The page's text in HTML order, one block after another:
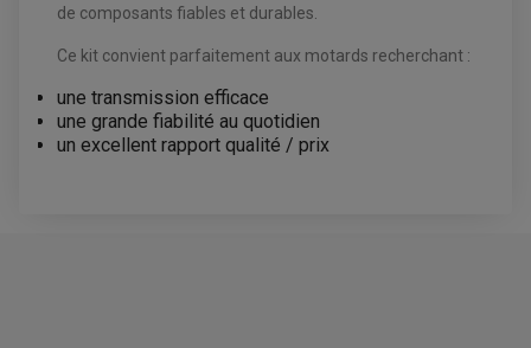
de composants fiables et durables.
Ce kit convient parfaitement aux motards recherchant :
une transmission efficace
une grande fiabilité au quotidien
un excellent rapport qualité / prix